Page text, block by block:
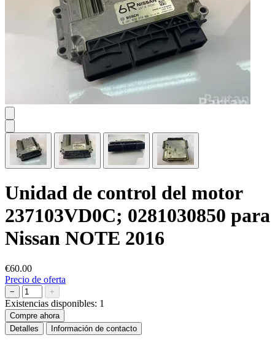
Unidad de control del motor
237103VD0C; 0281030850 para
Nissan NOTE 2016
€60.00
Precio de oferta
− +
Existencias disponibles: 1
Compre ahora
Detalles
Información de contacto